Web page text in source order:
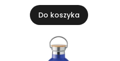
Do koszyka